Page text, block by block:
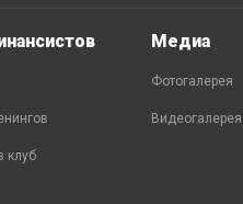
клуб
Медиа
Фотогалерея
Видеогалерея